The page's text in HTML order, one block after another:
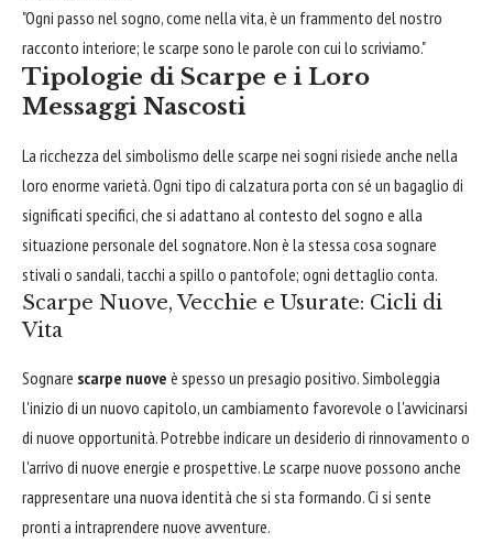
"Ogni passo nel sogno, come nella vita, è un frammento del nostro
racconto interiore; le scarpe sono le parole con cui lo scriviamo."
Tipologie di Scarpe e i Loro
Messaggi Nascosti
La ricchezza del simbolismo delle scarpe nei sogni risiede anche nella
loro enorme varietà. Ogni tipo di calzatura porta con sé un bagaglio di
significati specifici, che si adattano al contesto del sogno e alla
situazione personale del sognatore. Non è la stessa cosa sognare
stivali o sandali, tacchi a spillo o pantofole; ogni dettaglio conta.
Scarpe Nuove, Vecchie e Usurate: Cicli di
Vita
Sognare scarpe nuove è spesso un presagio positivo. Simboleggia
l'inizio di un nuovo capitolo, un cambiamento favorevole o l'avvicinarsi
di nuove opportunità. Potrebbe indicare un desiderio di rinnovamento o
l'arrivo di nuove energie e prospettive. Le scarpe nuove possono anche
rappresentare una nuova identità che si sta formando. Ci si sente
pronti a intraprendere nuove avventure.